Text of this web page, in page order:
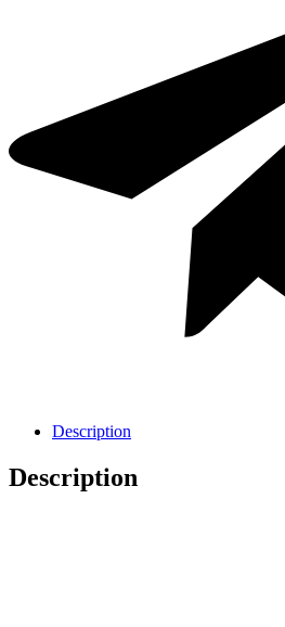
Description
Description